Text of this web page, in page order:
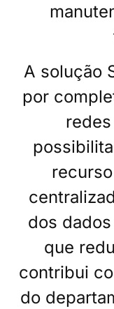
A solução
por
dos
que
contribui
do